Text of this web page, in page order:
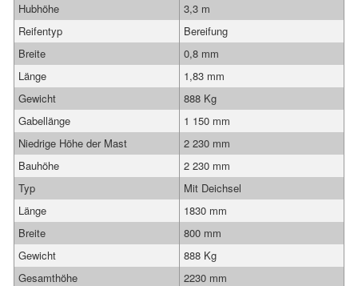
Hubhöhe
3,3 m
Reifentyp
Bereifung
Breite
0,8 mm
Länge
1,83 mm
Gewicht
888 Kg
Gabellänge
1 150 mm
Niedrige Höhe der Mast
2 230 mm
Bauhöhe
2 230 mm
Typ
Mit Deichsel
Länge
1830 mm
Breite
800 mm
Gewicht
888 Kg
Gesamthöhe
2230 mm